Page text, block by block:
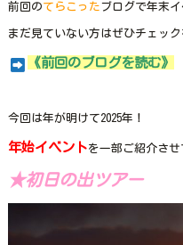
前回のてらこったブログで年末
まだ見ていない方はぜひチェッ
《前回のブログを読む》
今回は年が明けて2025年！
年始イベントを一部ご紹介さ
★初日の出ツアー